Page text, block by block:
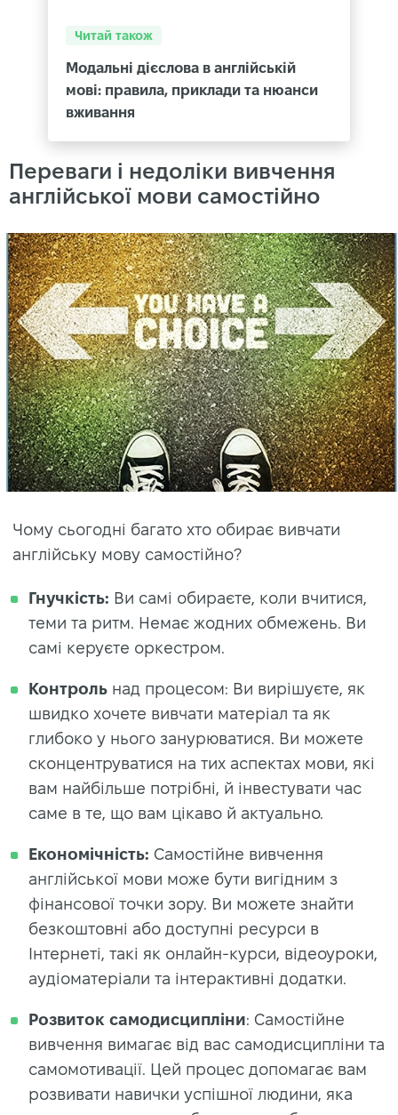
Читай також
Модальні дієслова в англійській
мові: правила, приклади та нюанси
вживання
Переваги і недоліки вивчення
англійської мови самостійно
Чому сьогодні багато хто обирає вивчати
англійську мову самостійно?
Гнучкість: Ви самі обираєте, коли вчитися,
теми та ритм. Немає жодних обмежень. Ви
самі керуєте оркестром.
Контроль над процесом: Ви вирішуєте, як
швидко хочете вивчати матеріал та як
глибоко у нього занурюватися. Ви можете
сконцентруватися на тих аспектах мови, які
вам найбільше потрібні, й інвестувати час
саме в те, що вам цікаво й актуально.
Економічність: Самостійне вивчення
англійської мови може бути вигідним з
фінансової точки зору. Ви можете знайти
безкоштовні або доступні ресурси в
Інтернеті, такі як онлайн-курси, відеоуроки,
аудіоматеріали та інтерактивні додатки.
Розвиток самодисципліни: Самостійне
вивчення вимагає від вас самодисципліни та
самомотивації. Цей процес допомагає вам
розвивати навички успішної людини, яка